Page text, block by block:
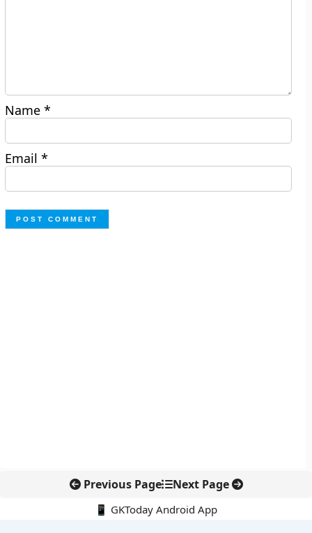
Name*
Email*
Previous Page Next Page
📱 GKToday Android App